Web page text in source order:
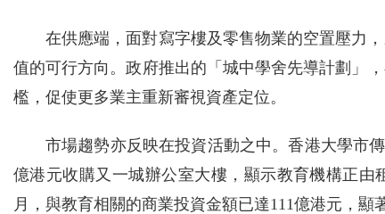
在供應端，面對寫字樓及零售物業的空置壓力
值的可行方向。政府推出的「城中學舍先導計劃」
檻，促使更多業主重新審視資產定位。
市場趨勢亦反映在投資活動之中。香港大學市
億港元收購又一城辦公室大樓，顯示教育機構正由
月，與教育相關的商業投資金額已達111億港元，顯